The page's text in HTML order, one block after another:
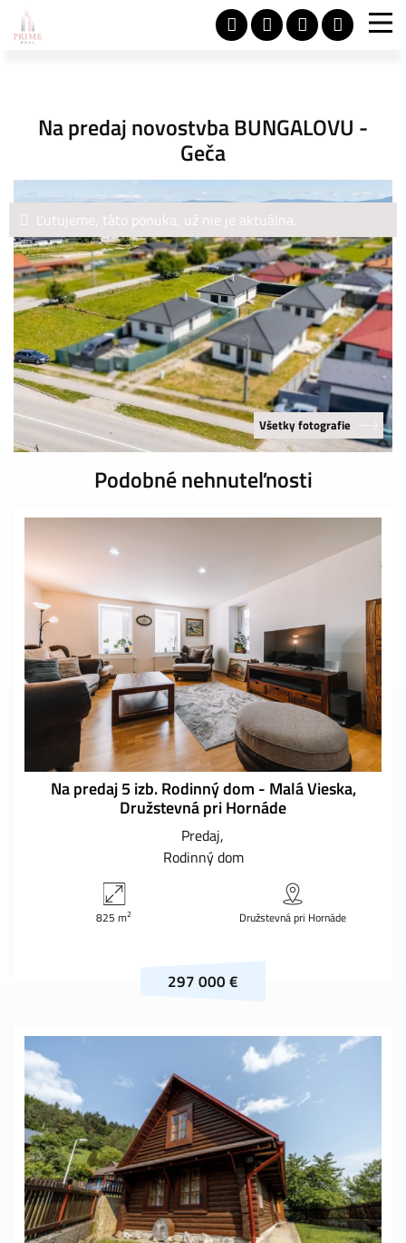
Na predaj novostvba BUNGALOVU -
Geča
Ľutujeme, táto ponuka, už nie je aktuálna.
Všetky fotografie
Podobné nehnuteľnosti
Na predaj 5 izb. Rodinný dom - Malá Vieska,
Družstevná pri Hornáde
Predaj
Rodinný dom
825 m2 Družstevná pri Hornáde
297 000 €